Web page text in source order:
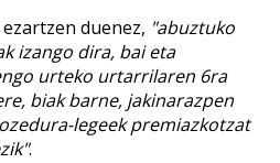
duenez, "abuztuko
izango dira, bai eta
urteko urtarrilaren 6ra
biak barne, jakinarazpen
legeek premiazkotzat
.